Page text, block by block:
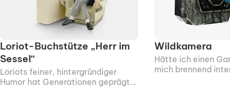
Loriot-Buchstütze „Herr im
Sessel“
Loriots feiner, hintergründiger
Humor hat Generationen geprägt.
Wildkamera
Hätte ich einen
mich brennend